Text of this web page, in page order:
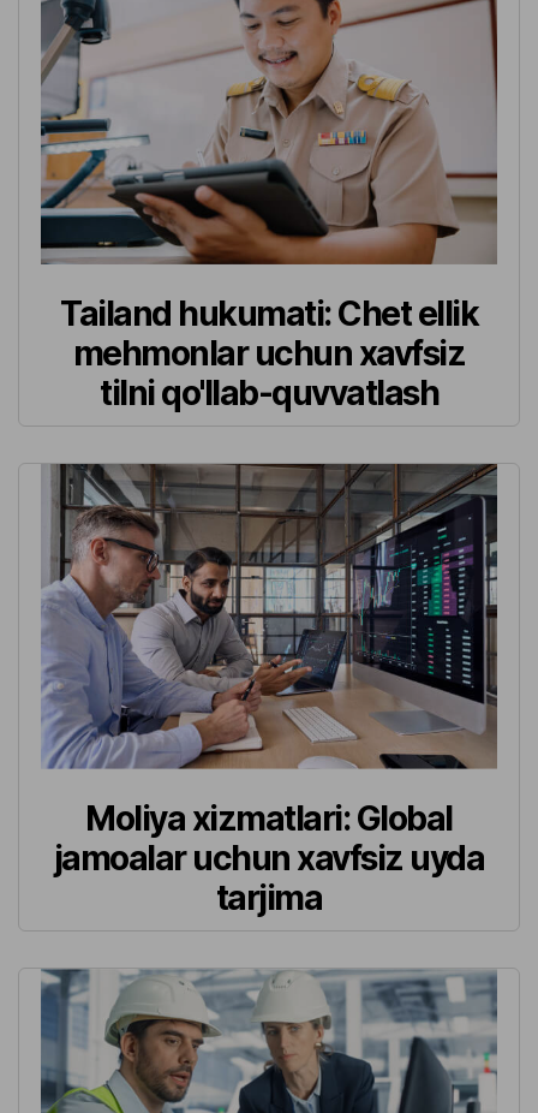
Tailand hukumati: Chet ellik
mehmonlar uchun xavfsiz
tilni qo'llab-quvvatlash
Moliya xizmatlari: Global
jamoalar uchun xavfsiz uyda
tarjima